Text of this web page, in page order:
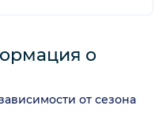
о
от сезона